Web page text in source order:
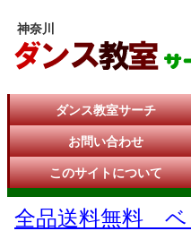
神奈川
ダンス教室サーチ
お問い合わせ
このサイトについて
全品送料無料 ベ